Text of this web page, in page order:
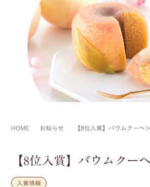
HOME お知らせ 【8位入賞】バウムクーヘ
【8位入賞】バウムクー
入賞情報